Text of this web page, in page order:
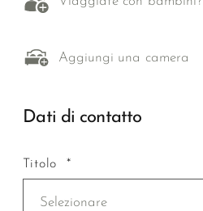
Aggiungi una camera
Dati di contatto
Titolo *
Selezionare